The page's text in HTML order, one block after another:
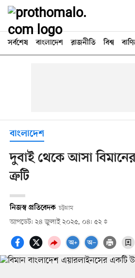
সর্বশেষ বাংলাদেশ রাজনীতি বিশ্ব
বাংলাদেশ
দুবাই থেকে আসা বিমানের
ত্রুটি
নিজস্ব প্রতিবেদক চট্টগ্রাম
আপডেট: ২৪ জুলাই ২০২৫, ০৪: ৫২